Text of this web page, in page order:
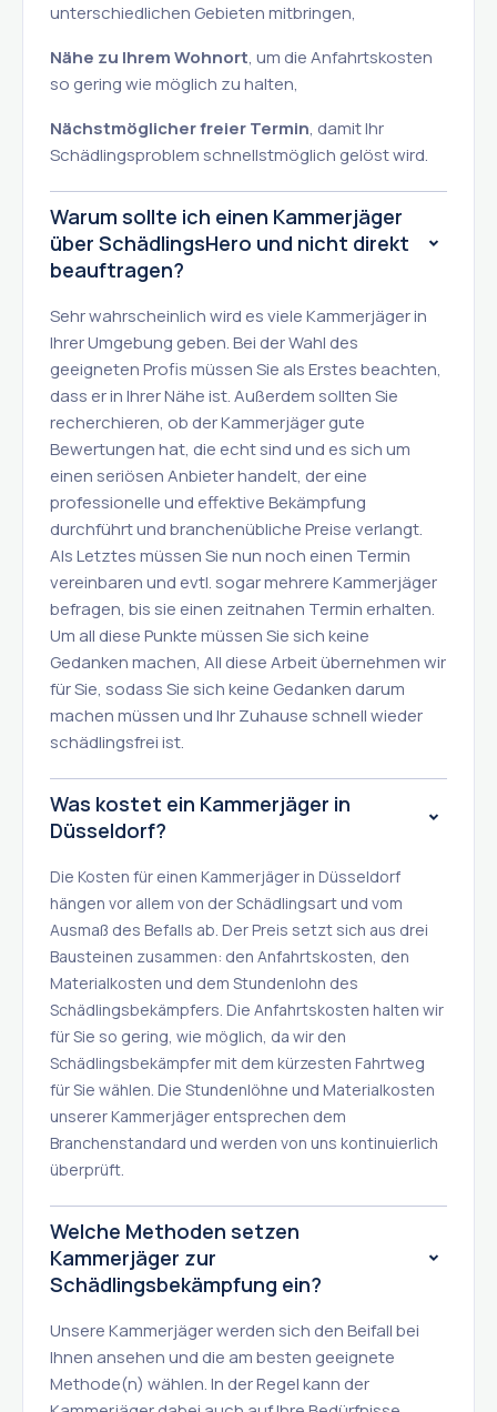
unterschiedlichen Gebieten mitbringen,
Nähe zu Ihrem Wohnort, um die Anfahrtskosten
so gering wie möglich zu halten,
Nächstmöglicher freier Termin, damit Ihr
Schädlingsproblem schnellstmöglich gelöst wird.
Warum sollte ich einen Kammerjäger
über SchädlingsHero und nicht direkt
beauftragen?
Sehr wahrscheinlich wird es viele Kammerjäger in
Ihrer Umgebung geben. Bei der Wahl des
geeigneten Profis müssen Sie als Erstes beachten,
dass er in Ihrer Nähe ist. Außerdem sollten Sie
recherchieren, ob der Kammerjäger gute
Bewertungen hat, die echt sind und es sich um
einen seriösen Anbieter handelt, der eine
professionelle und effektive Bekämpfung
durchführt und branchenübliche Preise verlangt.
Als Letztes müssen Sie nun noch einen Termin
vereinbaren und evtl. sogar mehrere Kammerjäger
befragen, bis sie einen zeitnahen Termin erhalten.
Um all diese Punkte müssen Sie sich keine
Gedanken machen, All diese Arbeit übernehmen wir
für Sie, sodass Sie sich keine Gedanken darum
machen müssen und Ihr Zuhause schnell wieder
schädlingsfrei ist.
Was kostet ein Kammerjäger in
Düsseldorf?
Die Kosten für einen Kammerjäger in Düsseldorf
hängen vor allem von der Schädlingsart und vom
Ausmaß des Befalls ab. Der Preis setzt sich aus drei
Bausteinen zusammen: den Anfahrtskosten, den
Materialkosten und dem Stundenlohn des
Schädlingsbekämpfers. Die Anfahrtskosten halten wir
für Sie so gering, wie möglich, da wir den
Schädlingsbekämpfer mit dem kürzesten Fahrtweg
für Sie wählen. Die Stundenlöhne und Materialkosten
unserer Kammerjäger entsprechen dem
Branchenstandard und werden von uns kontinuierlich
überprüft.
Welche Methoden setzen
Kammerjäger zur
Schädlingsbekämpfung ein?
Unsere Kammerjäger werden sich den Beifall bei
Ihnen ansehen und die am besten geeignete
Methode(n) wählen. In der Regel kann der